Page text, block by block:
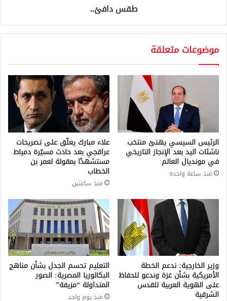
طقس دافئ..
موضوعات متعلقة
الرئيس السيسي يهنئ منتخب
ناشئات اليد بعد الإنجاز التاريخي
في مونديال العالم
منذ ساعة واحدة
علاء مبارك يعلّق على تصريحات
عراقجي بعد حادث مسيّرة دمياط
مستشهدًا بمقولة لعمر بن
الخطاب
منذ ساعتين
وزير الخارجية: ندعم الخطة
الأمريكية بشأن غزة وندعو للحفاظ
على الهوية العربية للقدس
الشرقية
التعليم تحسم الجدل بشأن مناهج
البكالوريا المصرية: الصور
المتداولة “مزيفة”
منذ يوم واحد